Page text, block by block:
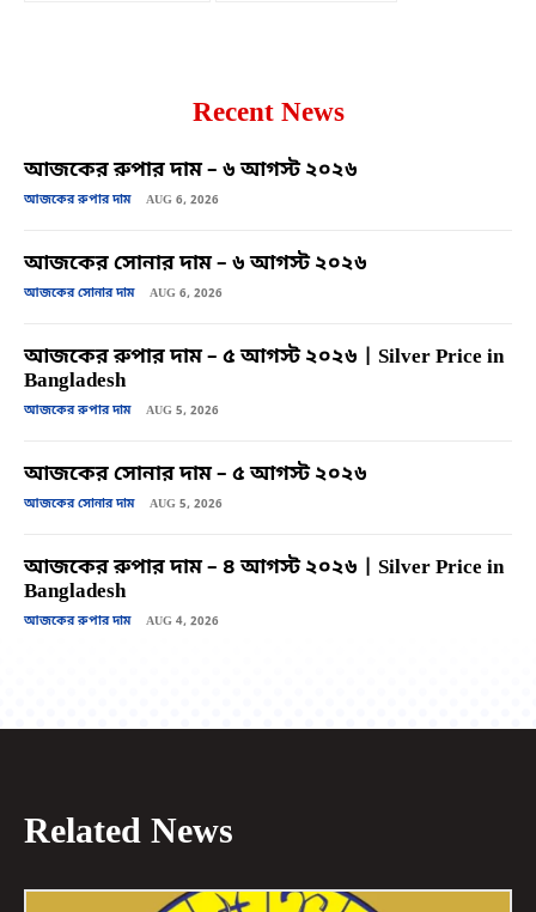
Recent News
আজকের রুপার দাম – ৬ আগস্ট ২০২৬
আজকের রুপার দাম AUG 6, 2026
আজকের সোনার দাম – ৬ আগস্ট ২০২৬
আজকের সোনার দাম AUG 6, 2026
আজকের রুপার দাম – ৫ আগস্ট ২০২৬ | Silver Price in
Bangladesh
আজকের রুপার দাম AUG 5, 2026
আজকের সোনার দাম – ৫ আগস্ট ২০২৬
আজকের সোনার দাম AUG 5, 2026
আজকের রুপার দাম – ৪ আগস্ট ২০২৬ | Silver Price in
Bangladesh
আজকের রুপার দাম AUG 4, 2026
Related News